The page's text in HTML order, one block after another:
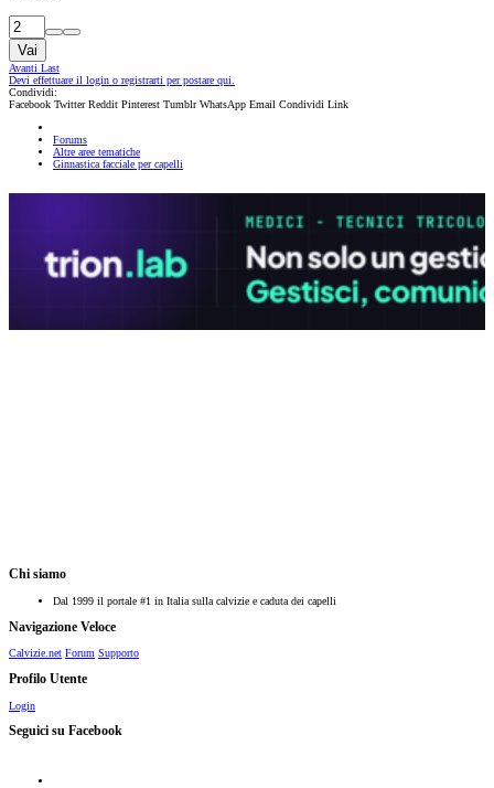
Vai
Avanti Last
Devi effettuare il login o registrarti per postare qui.
Condividi:
Facebook Twitter Reddit Pinterest Tumblr WhatsApp Email Condividi Link
Forums
Altre aree tematiche
Ginnastica facciale per capelli
Chi siamo
Dal 1999 il portale #1 in Italia sulla calvizie e caduta dei capelli
Navigazione Veloce
Calvizie.net Forum Supporto
Profilo Utente
Login
Seguici su Facebook